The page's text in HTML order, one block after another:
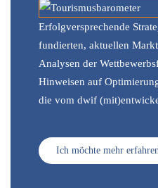
Erfolgversprechende
fundierten, aktuellen
Analysen der
Hinweisen auf
die vom dwif
Ich möchte mehr